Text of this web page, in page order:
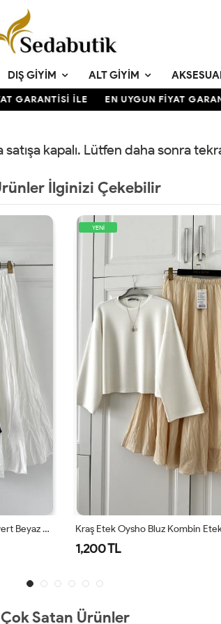
DIŞ GIYIM ALT GIYIM
GARANTİSİ İLE EN UYGUN FİYAT
kapalı. Lütfen daha sonra
İlginizi Çekebilir
Kraş Etek Oysho Bluz Kombin Etek Büskivi Rengi Bluz Beyaz Bej
Çok Satan Ürünler